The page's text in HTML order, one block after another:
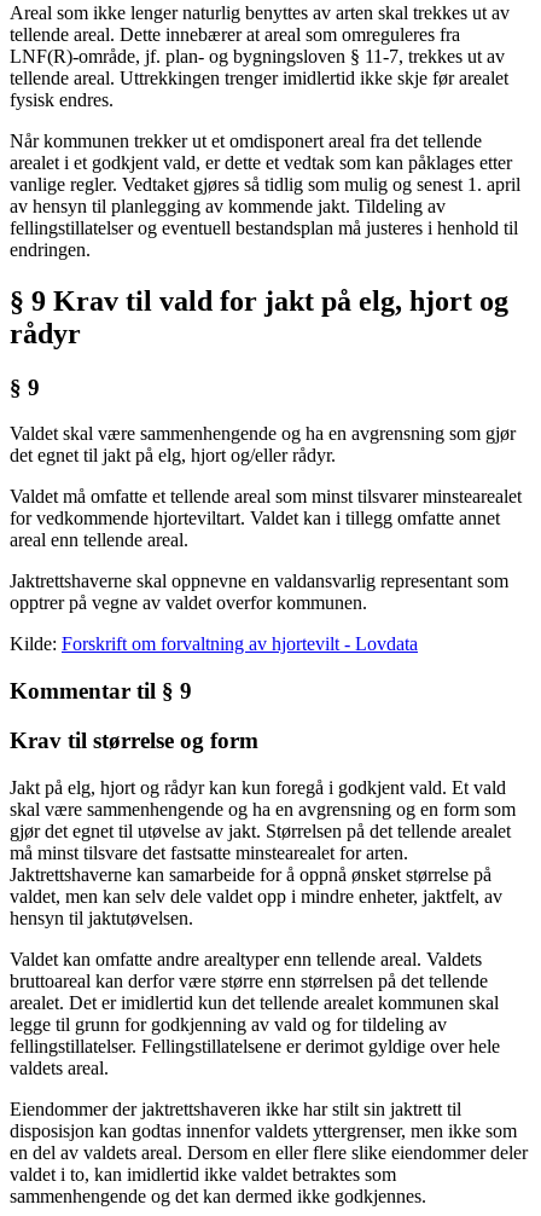
Areal som ikke lenger naturlig benyttes av arten skal trekkes ut av
tellende areal. Dette innebærer at areal som omreguleres fra
LNF(R)-område, jf. plan- og bygningsloven § 11-7, trekkes ut av
tellende areal. Uttrekkingen trenger imidlertid ikke skje før arealet
fysisk endres.
Når kommunen trekker ut et omdisponert areal fra det tellende
arealet i et godkjent vald, er dette et vedtak som kan påklages etter
vanlige regler. Vedtaket gjøres så tidlig som mulig og senest 1. april
av hensyn til planlegging av kommende jakt. Tildeling av
fellingstillatelser og eventuell bestandsplan må justeres i henhold til
endringen.
§ 9 Krav til vald for jakt på elg, hjort og
rådyr
§ 9
Valdet skal være sammenhengende og ha en avgrensning som gjør
det egnet til jakt på elg, hjort og/eller rådyr.
Valdet må omfatte et tellende areal som minst tilsvarer minstearealet
for vedkommende hjorteviltart. Valdet kan i tillegg omfatte annet
areal enn tellende areal.
Jaktrettshaverne skal oppnevne en valdansvarlig representant som
opptrer på vegne av valdet overfor kommunen.
Kilde: Forskrift om forvaltning av hjortevilt - Lovdata
Kommentar til § 9
Krav til størrelse og form
Jakt på elg, hjort og rådyr kan kun foregå i godkjent vald. Et vald
skal være sammenhengende og ha en avgrensning og en form som
gjør det egnet til utøvelse av jakt. Størrelsen på det tellende arealet
må minst tilsvare det fastsatte minstearealet for arten.
Jaktrettshaverne kan samarbeide for å oppnå ønsket størrelse på
valdet, men kan selv dele valdet opp i mindre enheter, jaktfelt, av
hensyn til jaktutøvelsen.
Valdet kan omfatte andre arealtyper enn tellende areal. Valdets
bruttoareal kan derfor være større enn størrelsen på det tellende
arealet. Det er imidlertid kun det tellende arealet kommunen skal
legge til grunn for godkjenning av vald og for tildeling av
fellingstillatelser. Fellingstillatelsene er derimot gyldige over hele
valdets areal.
Eiendommer der jaktrettshaveren ikke har stilt sin jaktrett til
disposisjon kan godtas innenfor valdets yttergrenser, men ikke som
en del av valdets areal. Dersom en eller flere slike eiendommer deler
valdet i to, kan imidlertid ikke valdet betraktes som
sammenhengende og det kan dermed ikke godkjennes.